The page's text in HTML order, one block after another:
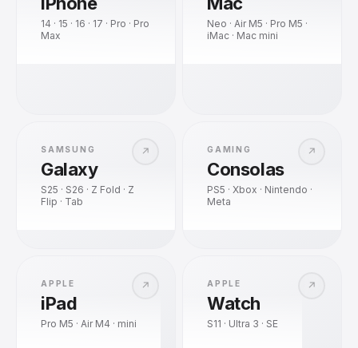
14 · 15 · 16 · 17 · Pro · Pro
Max
Neo · Air M5 · Pro M5 ·
iMac · Mac mini
↗
SAMSUNG
Galaxy
S25 · S26 · Z Fold · Z
Flip · Tab
↗
GAMING
Consolas
PS5 · Xbox · Nintendo ·
Meta
↗
APPLE
iPad
Pro M5 · Air M4 · mini
↗
APPLE
Watch
S11 · Ultra 3 · SE